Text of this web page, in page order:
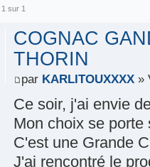
1 sur 1
COGNAC
THORIN
par KARLITOUXXXX »
Ce soir, j'ai envie
Mon choix se
C'est une Grande
J'ai rencontré le